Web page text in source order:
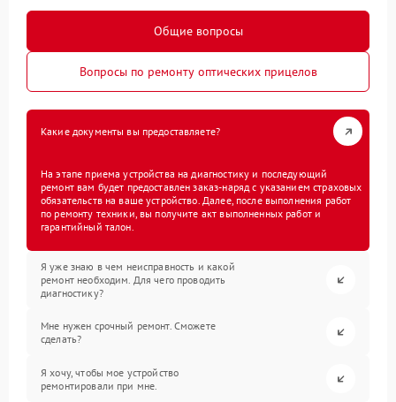
Общие вопросы
Вопросы по ремонту оптических прицелов
Какие документы вы предоставляете?
На этапе приема устройства на диагностику и последующий
ремонт вам будет предоставлен заказ-наряд с указанием страховых
обязательств на ваше устройство. Далее, после выполнения работ
по ремонту техники, вы получите акт выполненных работ и
гарантийный талон.
Я уже знаю в чем неисправность и какой
ремонт необходим. Для чего проводить
диагностику?
Мне нужен срочный ремонт. Сможете
сделать?
Я хочу, чтобы мое устройство
ремонтировали при мне.